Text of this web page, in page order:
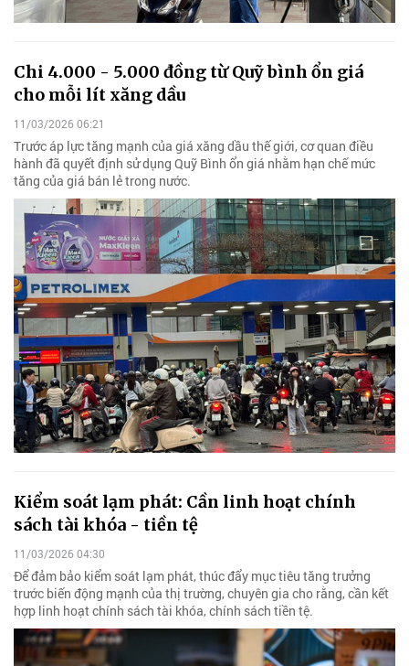
Chi 4.000 - 5.000 đồng từ Quỹ bình ổn giá
cho mỗi lít xăng dầu
11/03/2026 06:21
Trước áp lực tăng mạnh của giá xăng dầu thế giới, cơ quan điều
hành đã quyết định sử dụng Quỹ Bình ổn giá nhằm hạn chế mức
tăng của giá bán lẻ trong nước.
Kiểm soát lạm phát: Cần linh hoạt chính
sách tài khóa - tiền tệ
11/03/2026 04:30
Để đảm bảo kiểm soát lạm phát, thúc đẩy mục tiêu tăng trưởng
trước biến động mạnh của thị trường, chuyên gia cho rằng, cần kết
hợp linh hoạt chính sách tài khóa, chính sách tiền tệ.